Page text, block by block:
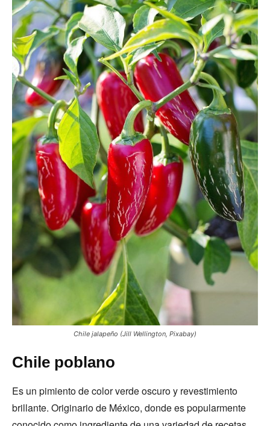
Chile jalapeño (Jill Wellington, Pixabay)
Chile poblano
Es un pimiento de color verde oscuro y revestimiento
brillante. Originario de México, donde es popularmente